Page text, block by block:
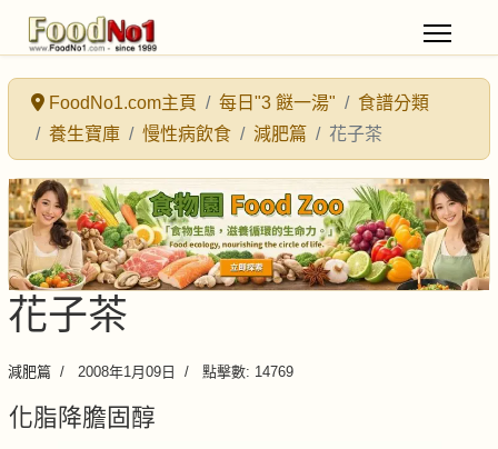
FoodNo1.com主頁 每日"3 餸一湯"
食譜分類
養生寶庫
慢性病飲食 減肥篇 花子茶
花子茶
減肥篇 2008年1月09日 點擊數: 14769
化脂降膽固醇